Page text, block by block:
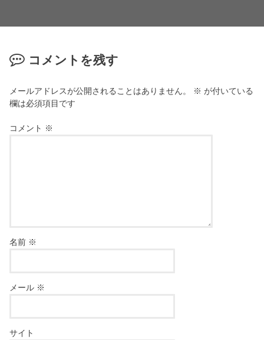
コメントを残す
メールアドレスが公開されることはありません。 ※ が付いている
欄は必須項目です
コメント ※
名前 ※
メール ※
サイト